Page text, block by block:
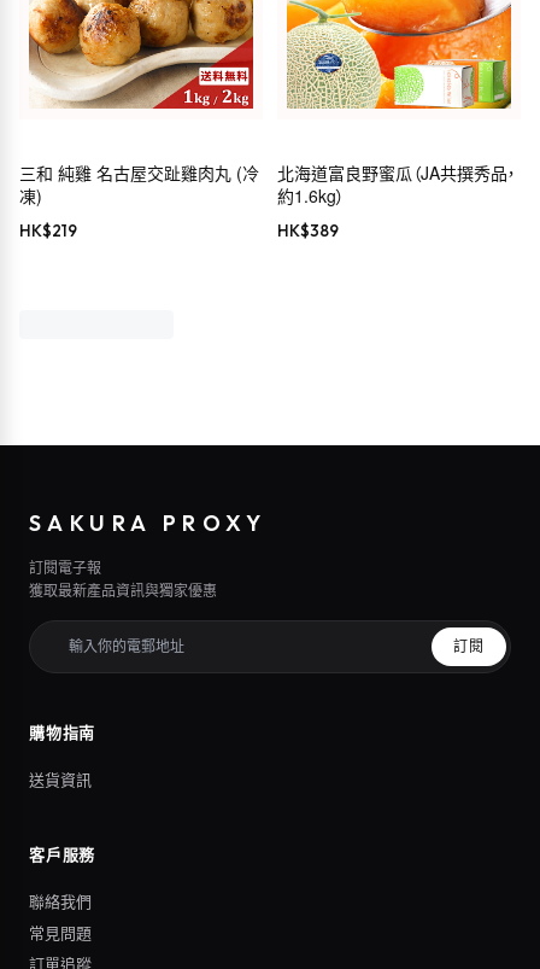
三和 純雞 名古屋交趾雞肉丸 (冷
凍)
HK$219
北海道富良野蜜瓜（JA共撰秀品，
約1.6kg）
HK$389
SAKURA PROXY
訂閱電子報
獲取最新產品資訊與獨家優惠
訂閱
購物指南
送貨資訊
客戶服務
聯絡我們
常見問題
訂單追蹤